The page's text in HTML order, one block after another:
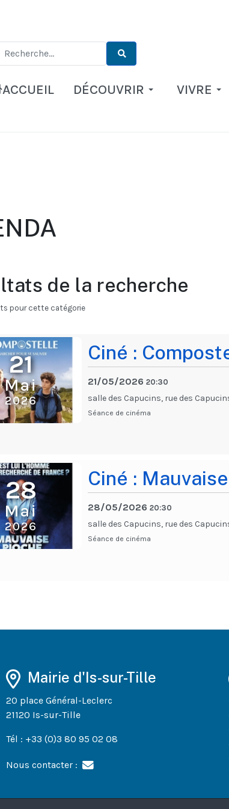
ACCUEIL DÉCOUVRIR VIVRE
de la recherche
pour cette catégorie
21
Mai
2026
Ciné :
21/05/2026 20:30
salle des Capucins, rue des
Séance de cinéma
28
Mai
2026
Ciné :
28/05/2026 20:30
salle des Capucins, rue des
Séance de cinéma
Mairie d'Is-sur-Tille
20 place Général-Leclerc
21120 Is-sur-Tille
Tél : +33 (0)3 80 95 02 08
Nous contacter :